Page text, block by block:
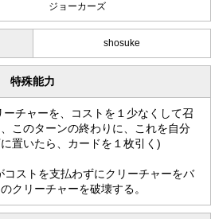
ジョーカーズ
shosuke
特殊能力
ーチャーを、コストを１少なくして召
このターンの終わりに、これを自分
置いたら、カードを１枚引く)
コストを支払わずにクリーチャーをバ
クリーチャーを破壊する。